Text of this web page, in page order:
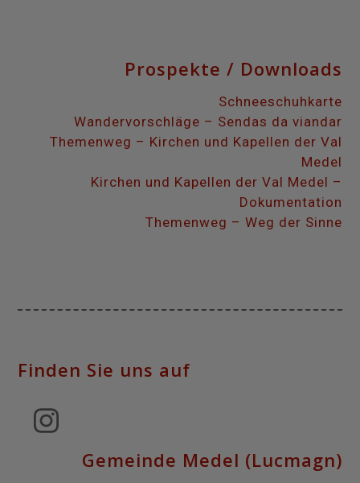
Prospekte / Downloads
Schneeschuhkarte
Wandervorschläge – Sendas da viandar
Themenweg – Kirchen und Kapellen der Val
Medel
Kirchen und Kapellen der Val Medel –
Dokumentation
Themenweg – Weg der Sinne
Finden Sie uns auf
Instagram
Gemeinde Medel (Lucmagn)